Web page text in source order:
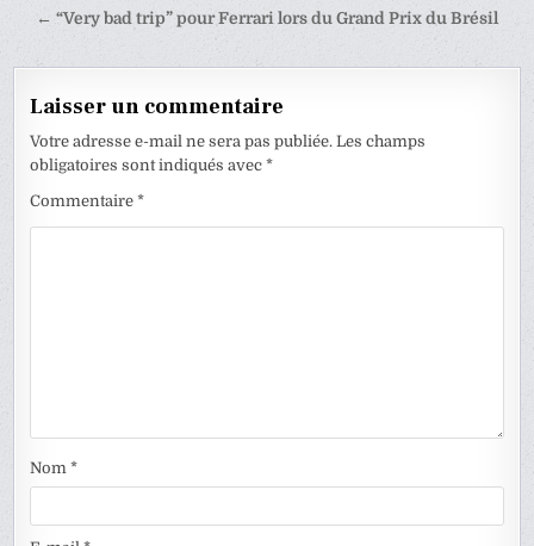
l’article
← “Very bad trip” pour Ferrari lors du Grand Prix du Brésil
Laisser un commentaire
Votre adresse e-mail ne sera pas publiée. Les champs
obligatoires sont indiqués avec*
Commentaire*
Nom*